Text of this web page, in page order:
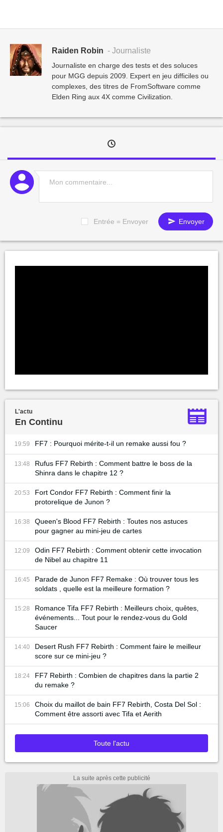
Raiden Robin - Journaliste
Journaliste en charge des tests et des soluces
pour MGG depuis 2009. Expert en jeu difficiles ou
complexes, des titres de FromSoftware comme
Elden Ring aux 4X comme Civilization.
Entrée = Envoyer Envoyer
L'actu
En Continu
19:59 FF7 : Pourquoi mérite-t-il un remake aussi fou ?
13:48
Rufus FF7 Rebirth : Comment battre le boss de la
Shinra dans le chapitre 12 ?
20:53
Fort Condor FF7 Rebirth : Comment finir la
protorelique de Junon ?
16:38
Queen's Blood FF7 Rebirth : Toutes nos astuces
pour gagner au mini-jeu de cartes
12:09
Odin FF7 Rebirth : Comment obtenir cette invocation
de Nibel au chapitre 11
16:45
Parade de Junon FF7 Remake : Où trouver tous les
soldats , quelle est la meilleure formation ?
15:28
Romance Tifa FF7 Rebirth : Meilleurs choix, quêtes,
événements... Tout pour le rendez-vous du Gold
Saucer
14:40
Desert Rush FF7 Rebirth : Comment faire le meilleur
score sur ce mini-jeu ?
18:24
FF7 Rebirth : Combien de chapitres dans la partie 2
du remake ?
15:06
Choix du maillot de bain FF7 Rebirth, Costa Del Sol :
Comment être assorti avec Tifa et Aerith
Toute l'actu